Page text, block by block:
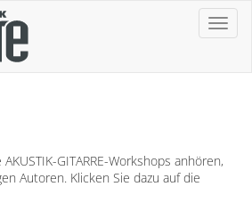
Toggle
GITARRE-Workshops anhören,
Autoren. Klicken Sie dazu auf die